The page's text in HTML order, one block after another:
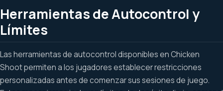
Herramientas de Autocontrol y
Límites
Las herramientas de autocontrol disponibles en Chicken
Shoot permiten a los jugadores establecer restricciones
personalizadas antes de comenzar sus sesiones de juego.